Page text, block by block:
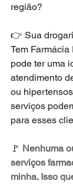
região?
👉 Sua
Tem
pode ter uma
atendimento
ou
serviços
para esses
🚩 Nenhuma
serviços
minha. Isso